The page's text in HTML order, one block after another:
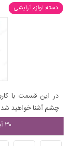
دسته: لوازم آرایشی
در این قسمت با
چشم آشنا خواهید
۳۰ آبان ۱۳۹۷ - ۱۱:۴۴